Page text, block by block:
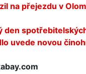
na přejezdu v
den
uvede novou